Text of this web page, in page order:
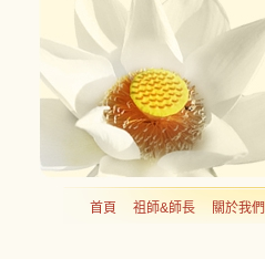
首頁 祖師&師長 關於我們